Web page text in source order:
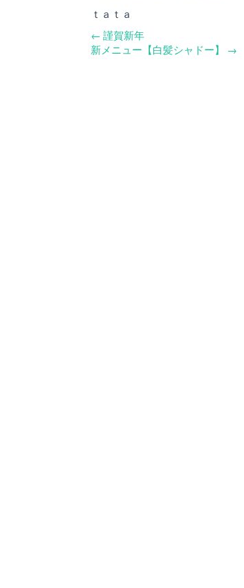
ｔａｔａ
← 謹賀新年
新メニュー【白髪シャドー】
→